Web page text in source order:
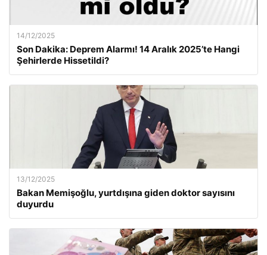
14/12/2025
Son Dakika: Deprem Alarmı! 14 Aralık 2025’te Hangi
Şehirlerde Hissetildi?
13/12/2025
Bakan Memişoğlu, yurtdışına giden doktor sayısını
duyurdu